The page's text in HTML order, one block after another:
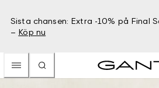
Sista chansen: Extra -10% på Final
– Köp nu